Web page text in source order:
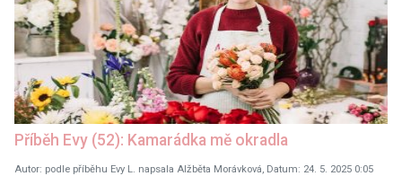
Příběh Evy (52): Kamarádka mě okradla
Autor: podle příběhu Evy L. napsala Alžběta Morávková, Datum: 24. 5. 2025 0:05